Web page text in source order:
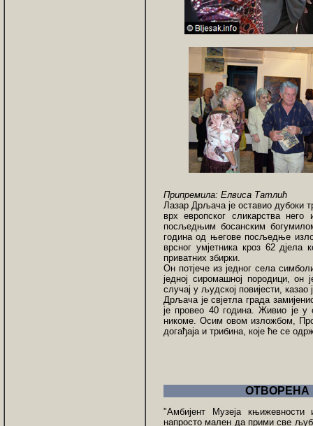
Припремила: Елвиса Татлић
Лазар Дрљача је оставио дубоки
врх европског сликарства
посљедњим босанским
година од његове посљедње
врсног умјетника кроз 62 дјела
приватних збирки.
Он потјече из једног села
једној сиромашној породици,
случај у људској повијести,
Дрљача је свјетла града
је провео 40 година. Живио је у
никоме. Осим овом изложбом,
догађаја и трибина, које ће се
ОТВОРЕНА
"Амбијент Музеја
напросто мален да прими све